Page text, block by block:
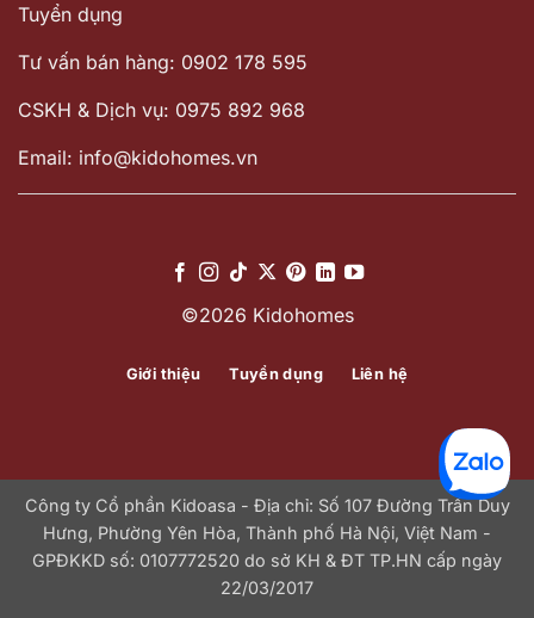
Tuyển dụng
Tư vấn bán hàng: 0902 178 595
CSKH & Dịch vụ: 0975 892 968
Email: info@kidohomes.vn
©2026 Kidohomes
Giới thiệu Tuyển dụng Liên hệ
Công ty Cổ phần Kidoasa - Địa chỉ: Số 107 Đường Trần Duy
Hưng, Phường Yên Hòa, Thành phố Hà Nội, Việt Nam -
GPĐKKD số: 0107772520 do sở KH & ĐT TP.HN cấp ngày
22/03/2017